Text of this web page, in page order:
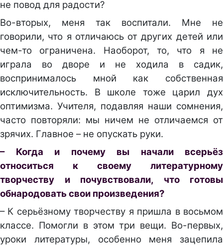
не повод для радости?
Во-вторых, меня так воспитали. Мне не
говорили, что я отличаюсь от других детей или
чем-то ограничена. Наоборот, то, что я не
играла во дворе и не ходила в садик,
воспринималось мной как собственная
исключительность. В школе тоже царил дух
оптимизма. Учителя, подавляя наши сомнения,
часто повторяли: мы ничем не отличаемся от
зрячих. Главное – не опускать руки.
– Когда и почему вы начали всерьёз
относиться к своему литературному
творчеству и почувствовали, что готовы
обнародовать свои произведения?
– К серьёзному творчеству я пришла в восьмом
классе. Помогли в этом три вещи. Во-первых,
уроки литературы, особенно меня зацепила